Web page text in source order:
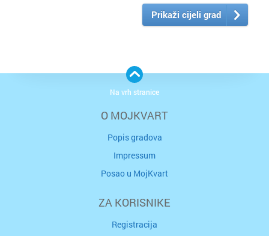
Prikaži cijeli grad
O MOJKVART
Popis gradova
Impressum
Posao u MojKvart
ZA KORISNIKE
Registracija
Na vrh stranice